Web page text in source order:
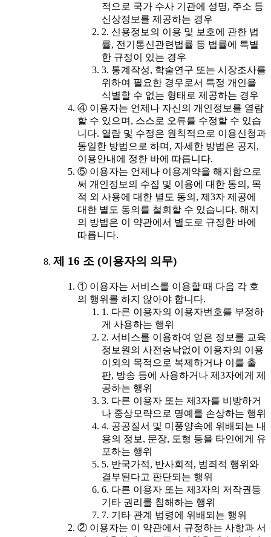
적으로 국가 수사 기관에 성명, 주소 등
신상정보를 제공하는 경우
2. 신용정보의 이용 및 보호에 관한 법
률, 전기통신관련법률 등 법률에 특별
한 규정이 있는 경우
3. 통계작성, 학술연구 또는 시장조사를
위하여 필요한 경우로서 특정 개인을
식별할 수 없는 형태로 제공하는 경우
④ 이용자는 언제나 자신의 개인정보를 열람
할 수 있으며, 스스로 오류를 수정할 수 있습
니다. 열람 및 수정은 원칙적으로 이용신청과
동일한 방법으로 하며, 자세한 방법은 공지,
이용안내에 정한 바에 따릅니다.
⑤ 이용자는 언제나 이용계약을 해지함으로
써 개인정보의 수집 및 이용에 대한 동의, 목
적 외 사용에 대한 별도 동의, 제3자 제공에
대한 별도 동의를 철회할 수 있습니다. 해지
의 방법은 이 약관에서 별도로 규정한 바에
따릅니다.
제 16 조 (이용자의 의무)
① 이용자는 서비스를 이용할 때 다음 각 호
의 행위를 하지 않아야 합니다.
1. 다른 이용자의 이용자번호를 부정하
게 사용하는 행위
2. 서비스를 이용하여 얻은 정보를 교육
정보원의 사전승낙없이 이용자의 이용
이외의 목적으로 복제하거나 이를 출
판, 방송 등에 사용하거나 제3자에게 제
공하는 행위
3. 다른 이용자 또는 제3자를 비방하거
나 중상모략으로 명예를 손상하는 행위
4. 공공질서 및 미풍양속에 위배되는 내
용의 정보, 문장, 도형 등을 타인에게 유
포하는 행위
5. 반국가적, 반사회적, 범죄적 행위와
결부된다고 판단되는 행위
6. 다른 이용자 또는 제3자의 저작권등
기타 권리를 침해하는 행위
7. 기타 관계 법령에 위배되는 행위
② 이용자는 이 약관에서 규정하는 사항과 서